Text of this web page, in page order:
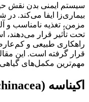
سیستم ایمنی بدن نقش
بیماری‌زا ایفا می‌کند.
مزمن، تغذیه نامناسب و
تحت تأثیر قرار می‌دهند،
راهکاری طبیعی و
قرار گرفته است. این
مهم‌ترین مکمل‌های
اکیناسه (Echinacea)